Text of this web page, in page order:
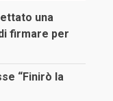
una
firmare per
“Finirò la